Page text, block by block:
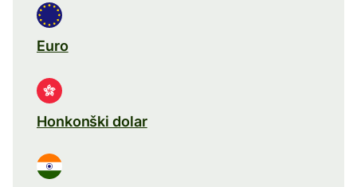
Euro
Honkonški dolar